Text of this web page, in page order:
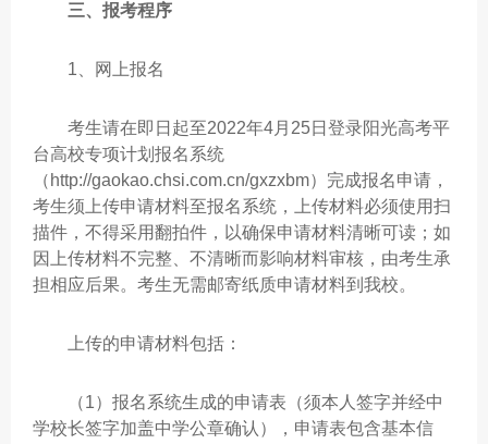
三、报考程序
1、网上报名
考生请在即日起至2022年4月25日登录阳光高考平
台高校专项计划报名系统
（http://gaokao.chsi.com.cn/gxzxbm）完成报名申请，
考生须上传申请材料至报名系统，上传材料必须使用扫
描件，不得采用翻拍件，以确保申请材料清晰可读；如
因上传材料不完整、不清晰而影响材料审核，由考生承
担相应后果。考生无需邮寄纸质申请材料到我校。
上传的申请材料包括：
（1）报名系统生成的申请表（须本人签字并经中
学校长签字加盖中学公章确认），申请表包含基本信